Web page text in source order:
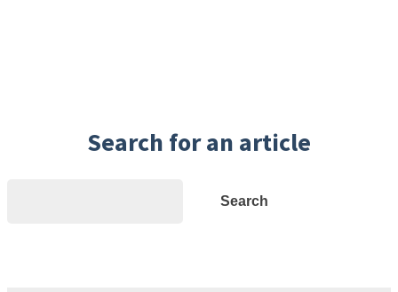
Search for an article
Search